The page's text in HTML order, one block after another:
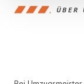
ÜBER